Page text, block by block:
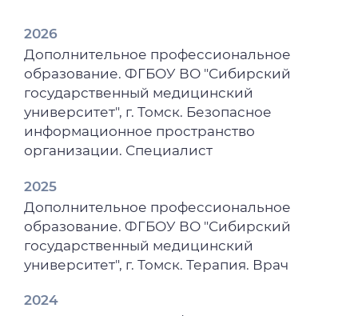
2026
Дополнительное профессиональное
образование. ФГБОУ ВО "Сибирский
государственный медицинский
университет", г. Томск. Безопасное
информационное пространство
организации. Специалист
2025
Дополнительное профессиональное
образование. ФГБОУ ВО "Сибирский
государственный медицинский
университет", г. Томск. Терапия. Врач
2024